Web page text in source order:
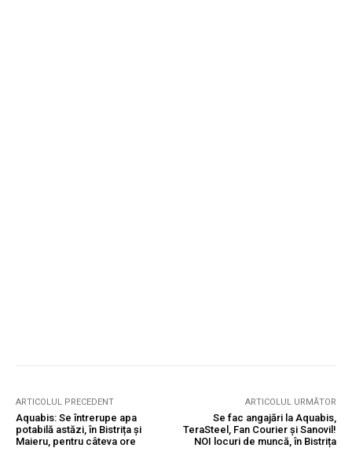
ARTICOLUL PRECEDENT
Aquabis: Se întrerupe apa
potabilă astăzi, în Bistrița și
Maieru, pentru câteva ore
ARTICOLUL URMĂTOR
Se fac angajări la Aquabis,
TeraSteel, Fan Courier și Sanovil!
NOI locuri de muncă, în Bistrița